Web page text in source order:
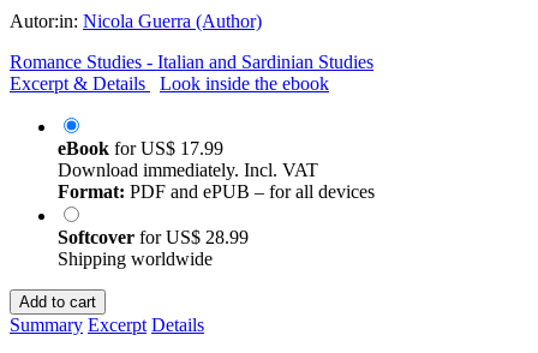
Autor:in: Nicola Guerra (Author)
Romance Studies - Italian and Sardinian Studies
Excerpt & Details
Look inside the ebook
eBook forUS$ 17.99
Download immediately. Incl. VAT
Format: PDF and ePUB – for all devices
Softcover forUS$ 28.99
Shipping worldwide
Add to cart
Summary Excerpt Details